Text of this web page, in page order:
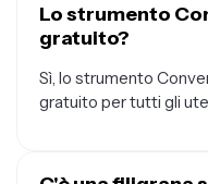
Lo strumento
gratuito?
Sì, lo strumento
gratuito per tutti gli